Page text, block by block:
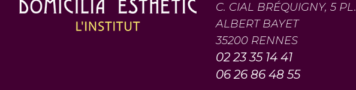
C. CIAL BRÉQUIGNY, 5 PL.
ALBERT BAYET
35200 RENNES
02 23 35 14 41
06 26 86 48 55